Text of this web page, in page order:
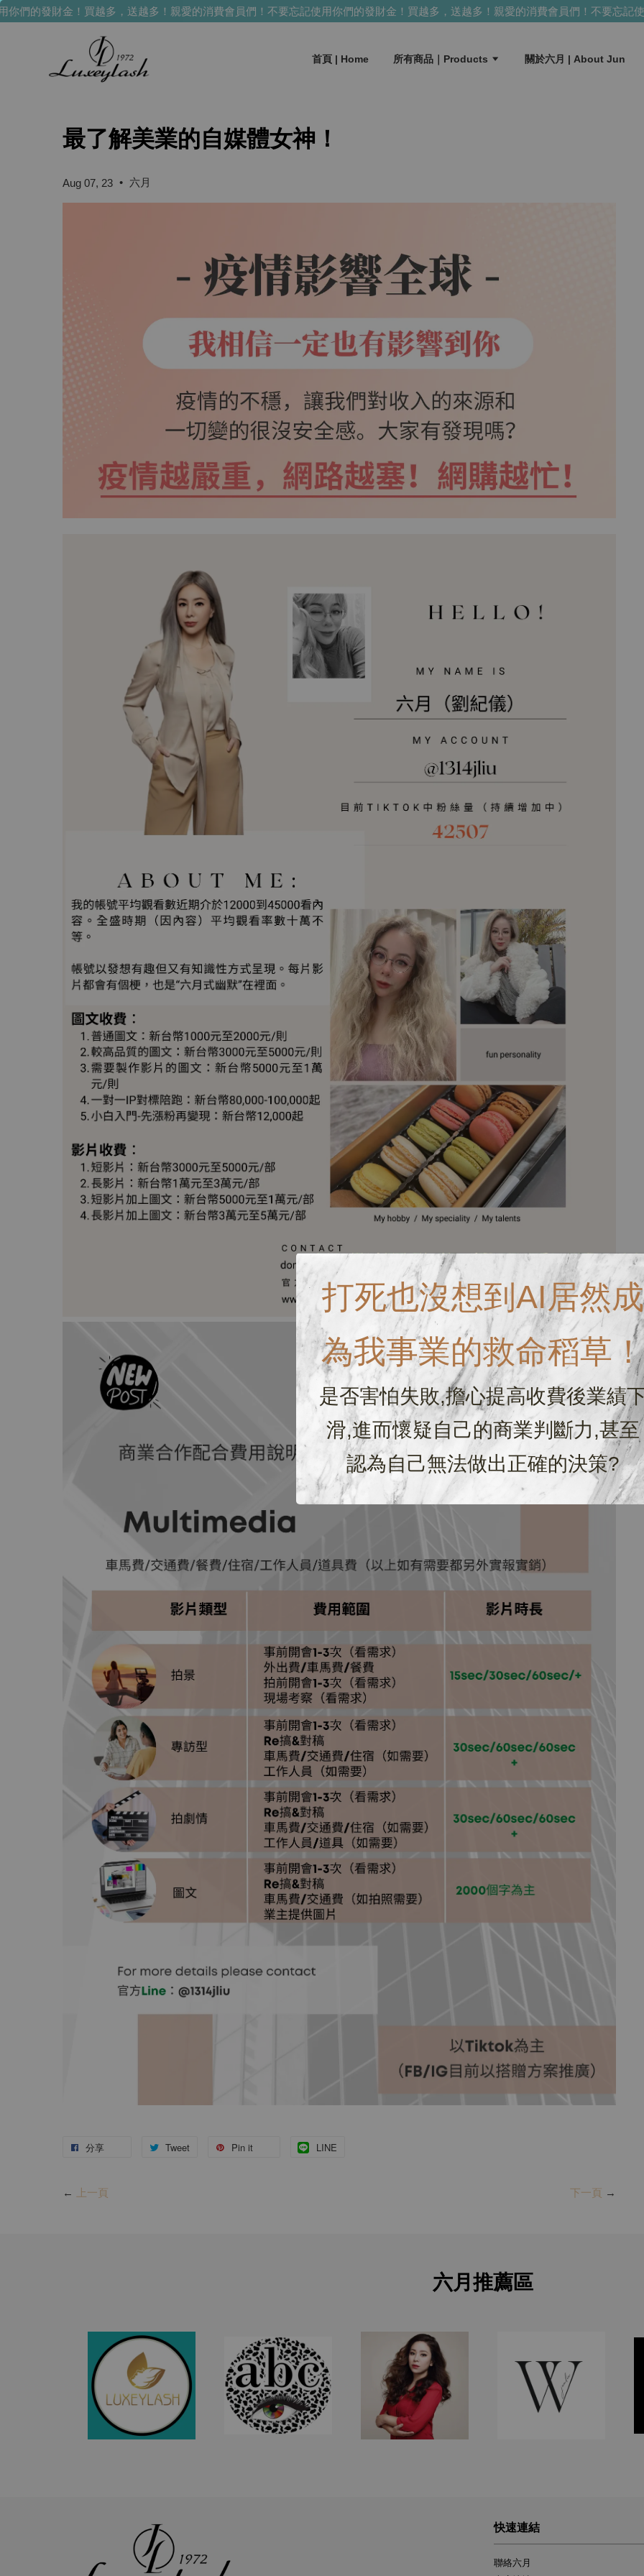
發財金！買越多，送越多！親愛的消費會員們！不要忘記使用你們的發財金！買越多，送越多！親愛的消費會員們！不要忘記使用
打死也沒想到AI居然成
為我事業的救命稻草！
是否害怕失敗,擔心提高收費後業績
滑,進而懷疑自己的商業判斷力,甚至
認為自己無法做出正確的決策?
首頁 | Home 所有商品｜Products 關於六月 | About Jun
最了解美業的自媒體女神！
Aug 07, 23 • 六月
分享 Tweet Pin it LINE
← 上一頁 下一頁 →
六月推薦區
快速連結
聯絡六月